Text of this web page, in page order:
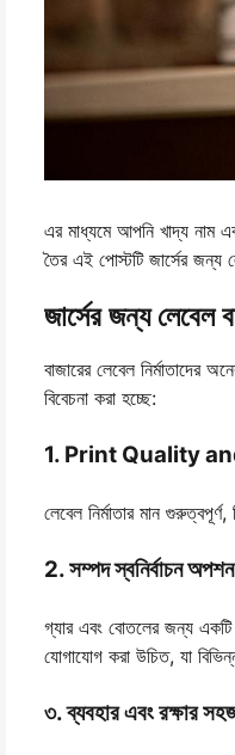
এর মাধ্যমে আপনি খাদ্য নাম
তৈর এই পোস্টটি জার্সের জন্য
জার্সের জন্য লেবেল
বাজারের লেবেল নির্মাতাদের
বিবেচনা করা হচ্ছে:
1. Print Quality
লেবেল নির্মাতার মান
2. সম্পদ স্বনির্বাচন অপশন
গ্যার এবং বোতলের জন্য একটি
যোগাযোগ করা উচিত, যা
৩. ব্যবহার এবং রক্ষার